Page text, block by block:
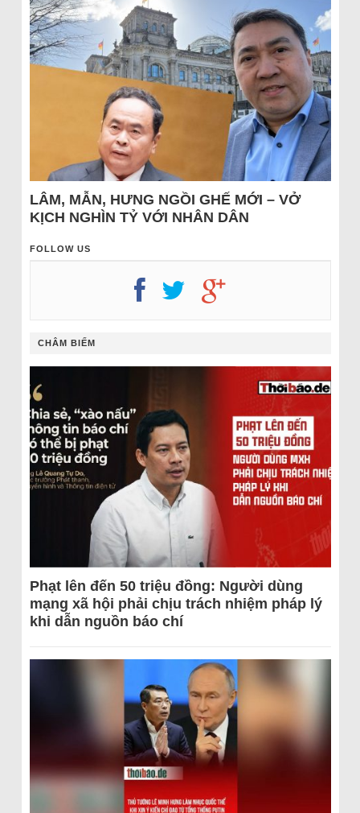
LÂM, MẪN, HƯNG NGỒI GHẾ MỚI – VỞ
KỊCH NGHÌN TỶ VỚI NHÂN DÂN
FOLLOW US
CHÂM BIẾM
Phạt lên đến 50 triệu đồng: Người dùng
mạng xã hội phải chịu trách nhiệm pháp lý
khi dẫn nguồn báo chí